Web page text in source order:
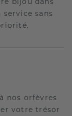
sans
nos orfèvres
votre trésor